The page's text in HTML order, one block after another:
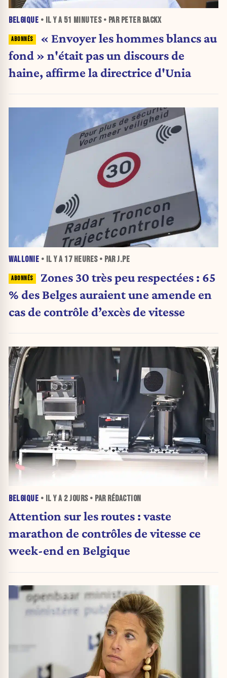
BELGIQUE • IL Y A 51 MINUTES• PAR PETER BACKX
« Envoyer les hommes blancs au
fond » n'était pas un discours de
haine, affirme la directrice d'Unia
WALLONIE • IL Y A 17 HEURES• PAR J.PE
Zones 30 très peu respectées : 65
% des Belges auraient une amende en
cas de contrôle d’excès de vitesse
BELGIQUE • IL Y A 2 JOURS• PAR RÉDACTION
Attention sur les routes : vaste
marathon de contrôles de vitesse ce
week-end en Belgique